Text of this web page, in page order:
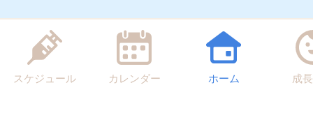
スケジュール カレンダー ホーム 成